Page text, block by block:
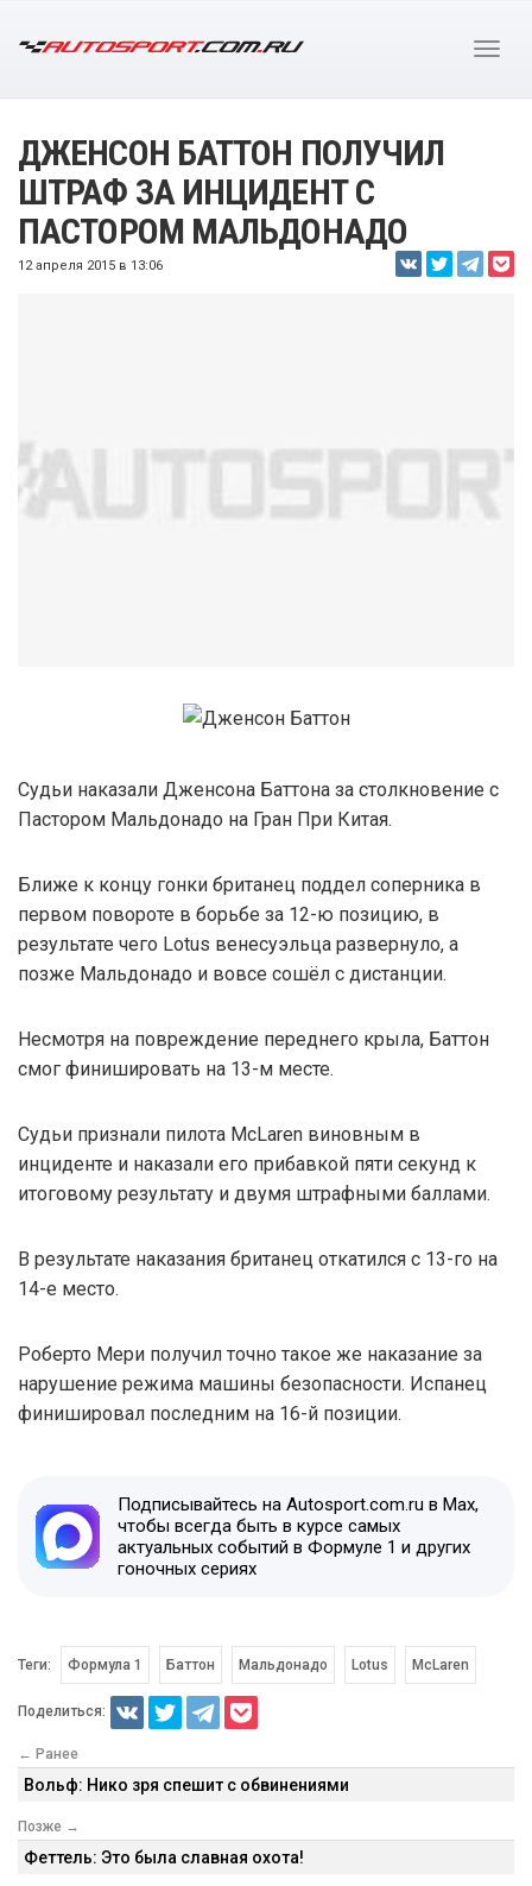
ДЖЕНСОН БАТТОН ПОЛУЧИЛ
ШТРАФ ЗА ИНЦИДЕНТ С
ПАСТОРОМ МАЛЬДОНАДО
12 апреля 2015 в 13:06
Судьи наказали Дженсона Баттона за столкновение с
Пастором Мальдонадо на Гран При Китая.
Ближе к концу гонки британец поддел соперника в
первом повороте в борьбе за 12-ю позицию, в
результате чего Lotus венесуэльца развернуло, а
позже Мальдонадо и вовсе сошёл с дистанции.
Несмотря на повреждение переднего крыла, Баттон
смог финишировать на 13-м месте.
Судьи признали пилота McLaren виновным в
инциденте и наказали его прибавкой пяти секунд к
итоговому результату и двумя штрафными баллами.
В результате наказания британец откатился с 13-го на
14-е место.
Роберто Мери получил точно такое же наказание за
нарушение режима машины безопасности. Испанец
финишировал последним на 16-й позиции.
Подписывайтесь на Autosport.com.ru в Max,
чтобы всегда быть в курсе самых
актуальных событий в Формуле 1 и других
гоночных сериях
Теги: Формула 1 Баттон Мальдонадо Lotus McLaren
Поделиться:
← Ранее
Вольф: Нико зря спешит с обвинениями
Позже →
Феттель: Это была славная охота!